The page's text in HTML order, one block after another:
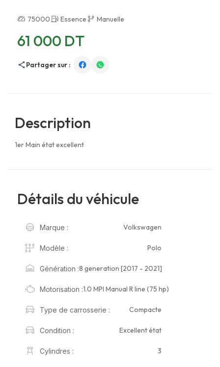
75000 Essence Manuelle
61 000 DT
Partager sur :
Description
1er Main état excellent
Détails du véhicule
Marque : Volkswagen
Modèle : Polo
Génération :8 generation [2017 - 2021]
Motorisation :1.0 MPI Manual R line (75 hp)
Type de carrosserie : Compacte
Condition : Excellent état
Cylindres : 3